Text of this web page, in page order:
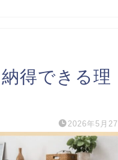
得できる理
2026年5月27